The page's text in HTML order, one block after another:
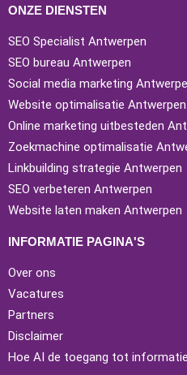
ONZE DIENSTEN
SEO Specialist Antwerpen
SEO bureau Antwerpen
Social media marketing
Website optimalisatie Antwerpen
Online marketing uitbesteden
Zoekmachine optimalisatie
Linkbuilding strategie Antwerpen
SEO verbeteren Antwerpen
Website laten maken Antwerpen
INFORMATIE PAGINA'S
Over ons
Vacatures
Partners
Disclaimer
Hoe AI de toegang tot